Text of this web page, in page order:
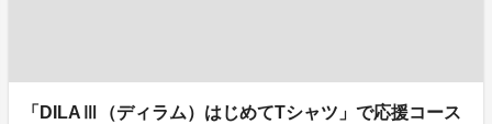
「DILAⅢ（ディラム）はじめてTシャツ」で応援コース